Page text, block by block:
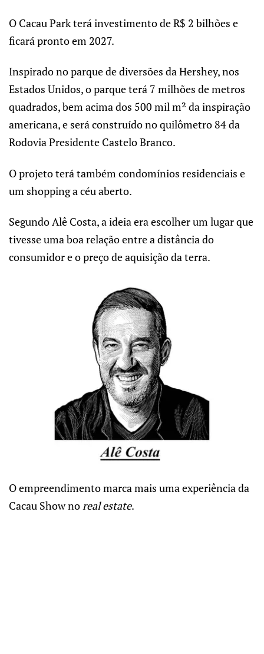
O Cacau Park terá investimento de R$ 2 bilhões e
ficará pronto em 2027.
Inspirado no parque de diversões da Hershey, nos
Estados Unidos, o parque terá 7 milhões de metros
quadrados, bem acima dos 500 mil m² da inspiração
americana, e será construído no quilômetro 84 da
Rodovia Presidente Castelo Branco.
O projeto terá também condomínios residenciais e
um shopping a céu aberto.
Segundo Alê Costa, a ideia era escolher um lugar que
tivesse uma boa relação entre a distância do
consumidor e o preço de aquisição da terra.
O empreendimento marca mais uma experiência da
Cacau Show no real estate.